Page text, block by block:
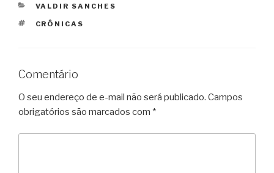
CATEGORIAS
VALDIR SANCHES
TAGS
CRÔNICAS
Comentário
O seu endereço de e-mail não será publicado. Campos
obrigatórios são marcados com *